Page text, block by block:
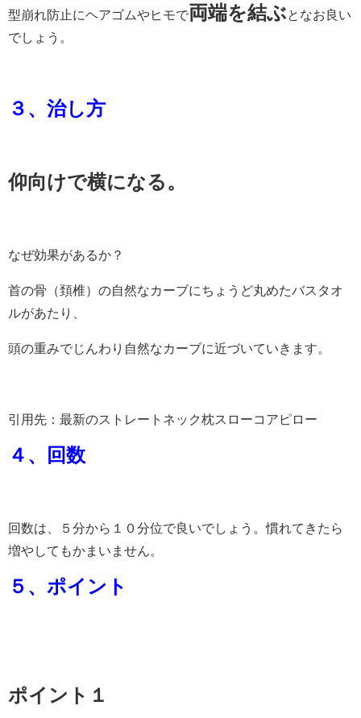
型崩れ防止にヘアゴムやヒモで両端を結ぶ となお良い
でしょう。
３、治し方
仰向けで横になる。
なぜ効果があるか？
首の骨（頚椎）の自然なカーブにちょうど丸めたバスタオ
ルがあたり、
頭の重みでじんわり自然なカーブに近づいていきます。
引用先：最新のストレートネック枕スローコアピロー
４、回数
回数は、５分から１０分位で良いでしょう。慣れてきたら
増やしてもかまいません。
５、ポイント
ポイント１